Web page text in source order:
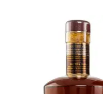
Praleisti nuotraukų galeriją